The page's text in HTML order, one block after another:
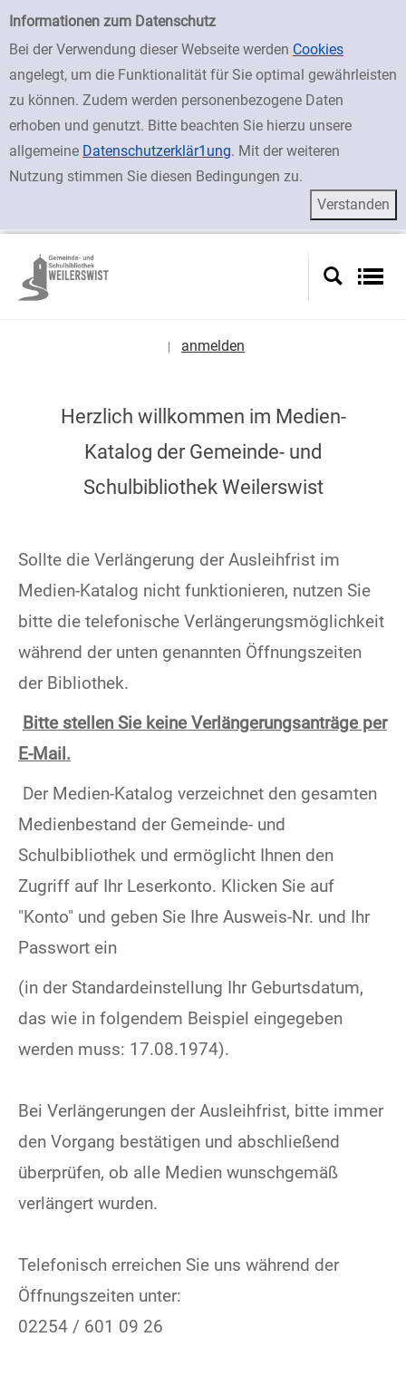
Mein Konto
Informationen zum Datenschutz
Bei der Verwendung dieser Webseite werden Cookies
angelegt, um die Funktionalität für Sie optimal gewährleisten
zu können. Zudem werden personenbezogene Daten
erhoben und genutzt. Bitte beachten Sie hierzu unsere
allgemeine Datenschutzerklär1ung. Mit der weiteren
Nutzung stimmen Sie diesen Bedingungen zu.
zur Navigation springen
zum Inhalt springen
anmelden
Herzlich willkommen im Medien-
Katalog der Gemeinde- und
Schulbibliothek Weilerswist
Sollte die Verlängerung der Ausleihfrist im
Medien-Katalog nicht funktionieren, nutzen Sie
bitte die telefonische Verlängerungsmöglichkeit
während der unten genannten Öffnungszeiten
der Bibliothek.
Bitte stellen Sie keine Verlängerungsanträge per
E-Mail.
Der Medien-Katalog verzeichnet den gesamten
Medienbestand der Gemeinde- und
Schulbibliothek und ermöglicht Ihnen den
Zugriff auf Ihr Leserkonto. Klicken Sie auf
"Konto" und geben Sie Ihre Ausweis-Nr. und Ihr
Passwort ein
(in der Standardeinstellung Ihr Geburtsdatum,
das wie in folgendem Beispiel eingegeben
werden muss: 17.08.1974).
Bei Verlängerungen der Ausleihfrist, bitte immer
den Vorgang bestätigen und abschließend
überprüfen, ob alle Medien wunschgemäß
verlängert wurden.
Telefonisch erreichen Sie uns während der
Öffnungszeiten unter:
02254 / 601 09 26